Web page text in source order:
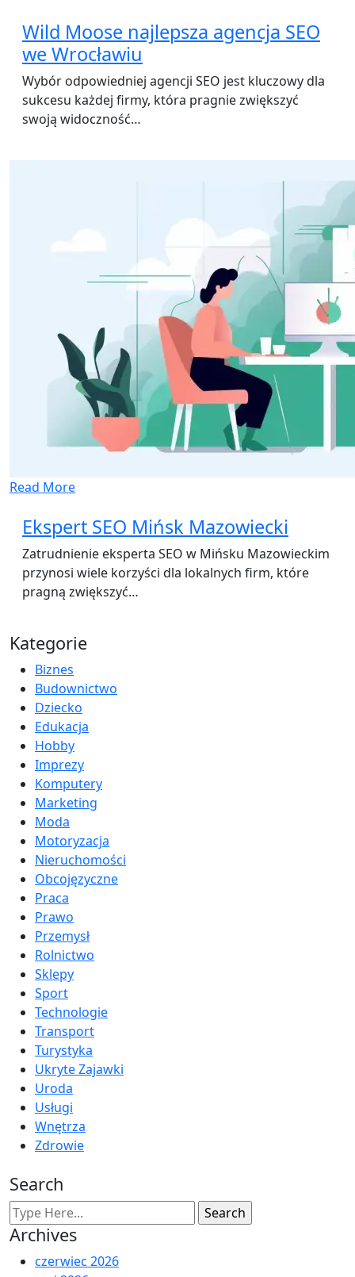
Wild Moose najlepsza agencja SEO
we Wrocławiu
Wybór odpowiedniej agencji SEO jest kluczowy dla
sukcesu każdej firmy, która pragnie zwiększyć
swoją widoczność…
Read More
Ekspert SEO Mińsk Mazowiecki
Zatrudnienie eksperta SEO w Mińsku Mazowieckim
przynosi wiele korzyści dla lokalnych firm, które
pragną zwiększyć…
Kategorie
Biznes
Budownictwo
Dziecko
Edukacja
Hobby
Imprezy
Komputery
Marketing
Moda
Motoryzacja
Nieruchomości
Obcojęzyczne
Praca
Prawo
Przemysł
Rolnictwo
Sklepy
Sport
Technologie
Transport
Turystyka
Ukryte Zajawki
Uroda
Usługi
Wnętrza
Zdrowie
Search
Archives
czerwiec 2026